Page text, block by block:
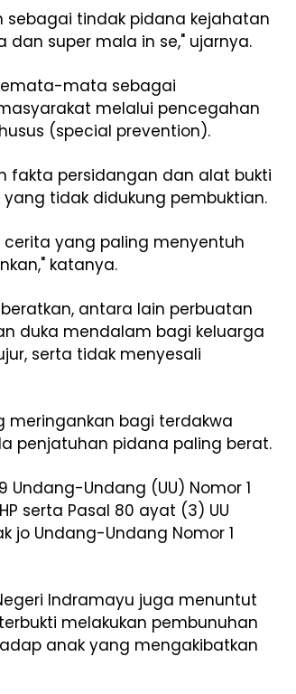
sebagai tindak pidana kejahatan
super mala in se," ujarnya.
mata sebagai
melalui pencegahan
(special prevention).
fakta persidangan dan alat bukti
tidak didukung pembuktian.
cerita yang paling menyentuh
katanya.
antara lain perbuatan
duka mendalam bagi keluarga
serta tidak menyesali
bagi terdakwa
penjatuhan pidana paling berat.
Undang (UU) Nomor 1
serta Pasal 80 ayat (3) UU
jo Undang-Undang Nomor 1
Indramayu juga menuntut
melakukan pembunuhan
anak yang mengakibatkan